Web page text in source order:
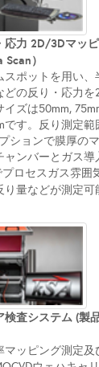
応力 2D/3Dマッ
）
スポットを用い、
の反り・応力を
ズは50mm,
です。反り測定
ションで膜厚の
ャンバーとガス導
プロセスガス雰囲
り量などが測定可
検査システム (製
マッピング測定及